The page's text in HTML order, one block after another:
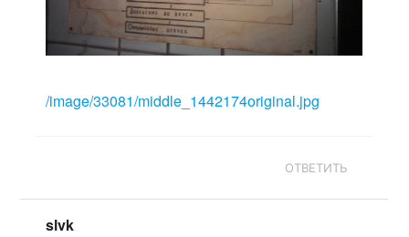
/image/33081/middle_1442174original.jpg
ОТВЕТИТЬ
slvk